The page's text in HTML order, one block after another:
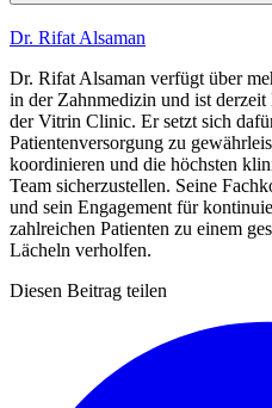
Dr. Rifat Alsaman
Dr. Rifat Alsaman verfügt über
in der Zahnmedizin und ist
der Vitrin Clinic. Er setzt sich
Patientenversorgung zu
koordinieren und die höchsten
Team sicherzustellen. Seine
und sein Engagement für
zahlreichen Patienten zu einem
Lächeln verholfen.
Diesen Beitrag teilen